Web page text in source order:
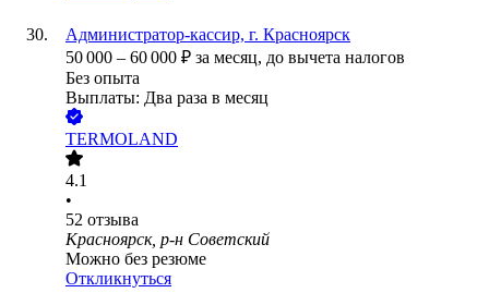
Администратор-кассир, г. Красноярск
50 000 – 60 000 ₽ за месяц, до вычета налогов
Без опыта
Выплаты: Два раза в месяц
TERMOLAND
4.1
•
52 отзыва
Красноярск, р-н Советский
Можно без резюме
Откликнуться